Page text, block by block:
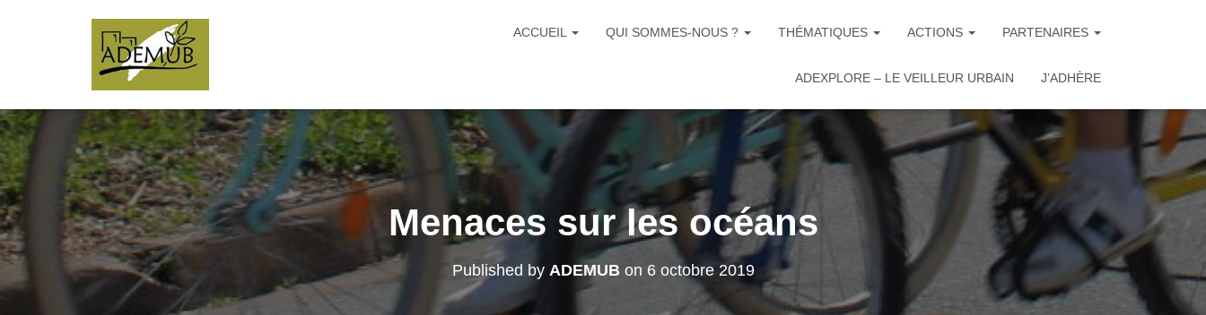
ACCUEIL QUI SOMMES-NOUS ? THÉMATIQUES ACTIONS PARTENAIRES
ADEXPLORE – LE VEILLEUR URBAIN J’ADHÈRE
Menaces sur les océans
Published by ADEMUBon 6 octobre 2019